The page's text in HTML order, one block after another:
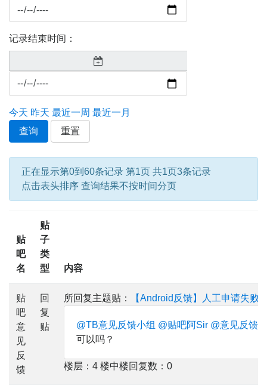
记录结束时间：
今天 昨天 最近一周 最近一月
查询
重置
正在显示第0到60条记录 第1页 共1页3条记录
点击表头排序 查询结果不按时间分页
贴
吧
名
贴
子
类
型
内容
贴
吧
意
见
反
馈
回
复
贴
所回复主题贴： 【Android反馈】人工申请失败
@TB意见反馈小组 @贴吧阿Sir @意见反馈
可以吗？
楼层：4 楼中楼回复数：0